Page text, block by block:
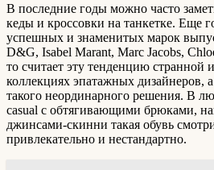
В последние годы можно часто
кеды и кроссовки на танкетке. Еще
успешных и знаменитых марок
D&G, Isabel Marant, Marc Jacobs,
то считает эту тенденцию странной
коллекциях эпатажных дизайнеров,
такого неординарного решения. В
casual с обтягивающими брюками,
джинсами-скинни такая обувь
привлекательно и нестандартно.